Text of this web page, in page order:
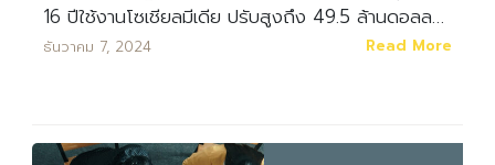
16 ปีใช้งานโซเชียลมีเดีย ปรับสูงถึง 49.5 ล้านดอลล…
ธันวาคม 7, 2024 Read More